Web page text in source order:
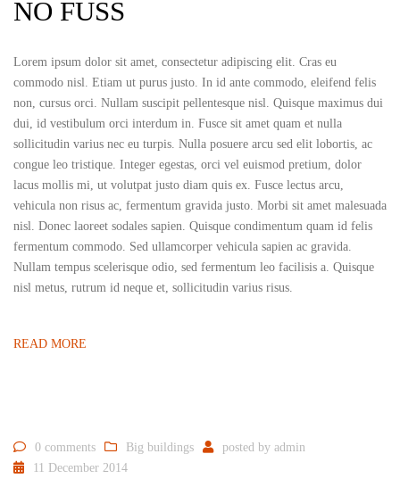
NO FUSS
Lorem ipsum dolor sit amet, consectetur adipiscing elit. Cras eu
commodo nisl. Etiam ut purus justo. In id ante commodo, eleifend felis
non, cursus orci. Nullam suscipit pellentesque nisl. Quisque maximus dui
dui, id vestibulum orci interdum in. Fusce sit amet quam et nulla
sollicitudin varius nec eu turpis. Nulla posuere arcu sed elit lobortis, ac
congue leo tristique. Integer egestas, orci vel euismod pretium, dolor
lacus mollis mi, ut volutpat justo diam quis ex. Fusce lectus arcu,
vehicula non risus ac, fermentum gravida justo. Morbi sit amet malesuada
nisl. Donec laoreet sodales sapien. Quisque condimentum quam id felis
fermentum commodo. Sed ullamcorper vehicula sapien ac gravida.
Nullam tempus scelerisque odio, sed fermentum leo facilisis a. Quisque
nisl metus, rutrum id neque et, sollicitudin varius risus.
READ MORE
0 comments Big buildings posted by admin
11 December 2014